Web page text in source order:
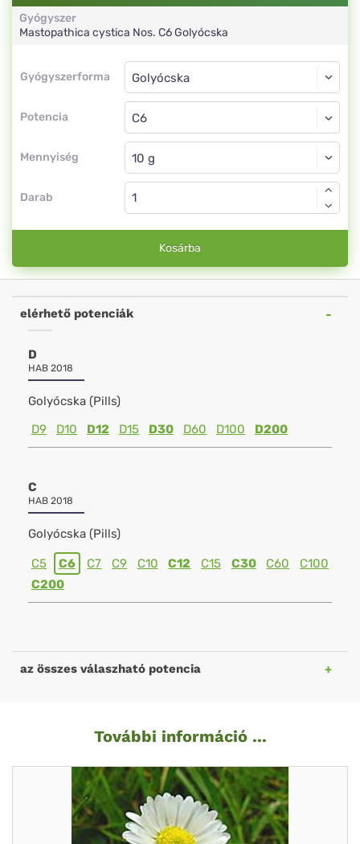
Gyógyszer
Mastopathica cystica Nos. C6Golyócska
Gyógyszerforma
Gyógyszerforma
Potencia
Golyócska
C6
Mennyiség
Golyócska
Darab
Kosárba
elérhető potenciák
D
HAB 2018
Golyócska (Pills)
D9
D10 D12 D15 D30 D60 D100 D200
C
HAB 2018
Golyócska (Pills)
C5 C6 C7 C9 C10 C12 C15 C30 C60
C100
C200
az összes válaszható potencia
További információ ...